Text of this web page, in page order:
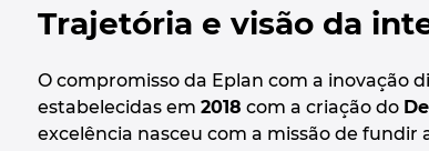
Trajetória e visão da
O compromisso da Eplan com a inovação
estabelecidas em 2018 com a criação do
excelência nasceu com a missão de fundir